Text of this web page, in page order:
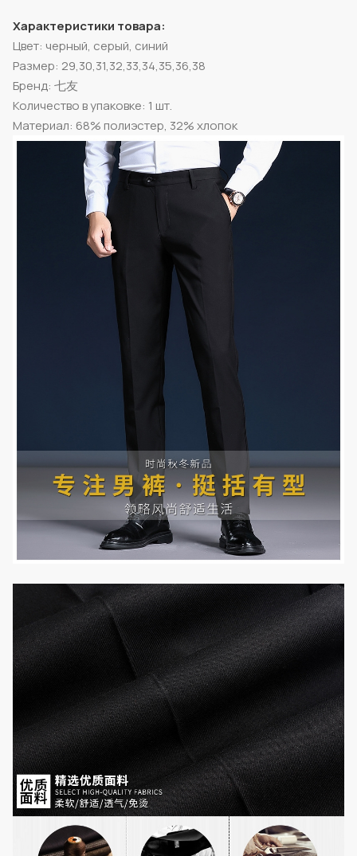
Характеристики товара:
Цвет: черный, серый, синий
Размер: 29,30,31,32,33,34,35,36,38
Бренд: 七友
Количество в упаковке: 1 шт.
Материал: 68% полиэстер, 32% хлопок